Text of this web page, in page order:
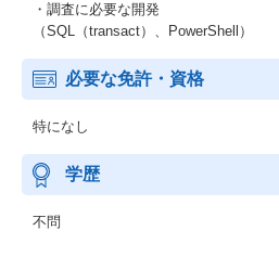
・調査に必要な開発
（SQL（transact）、PowerShell）
必要な免許・資格
特になし
学歴
不問